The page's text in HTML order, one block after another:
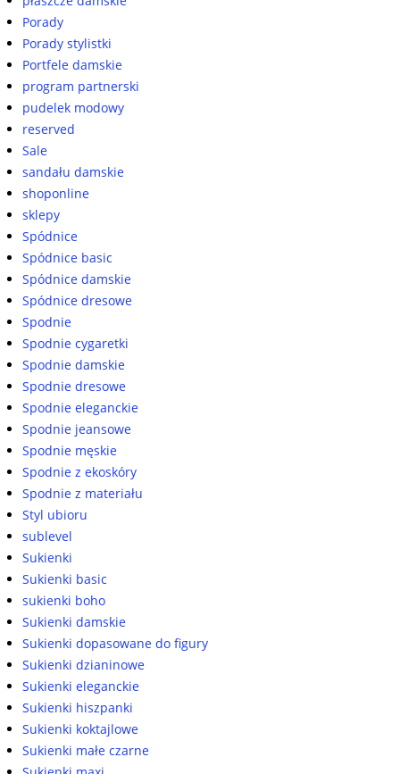
Porady
Porady stylistki
Portfele damskie
program partnerski
pudelek modowy
reserved
Sale
sandału damskie
shoponline
sklepy
Spódnice
Spódnice basic
Spódnice damskie
Spódnice dresowe
Spodnie
Spodnie cygaretki
Spodnie damskie
Spodnie dresowe
Spodnie eleganckie
Spodnie jeansowe
Spodnie męskie
Spodnie z ekoskóry
Spodnie z materiału
Styl ubioru
sublevel
Sukienki
Sukienki basic
sukienki boho
Sukienki damskie
Sukienki dopasowane do figury
Sukienki dzianinowe
Sukienki eleganckie
Sukienki hiszpanki
Sukienki koktajlowe
Sukienki małe czarne